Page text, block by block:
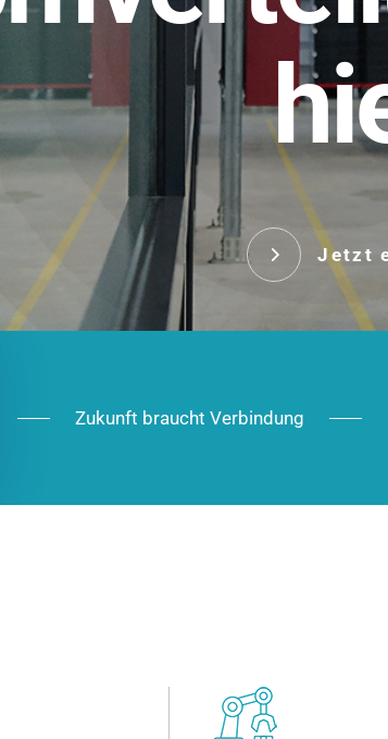
Jetzt
mit System. Robust im Alltag,
zukunftsfähig im Ausbau.
Zukunft braucht Verbindung